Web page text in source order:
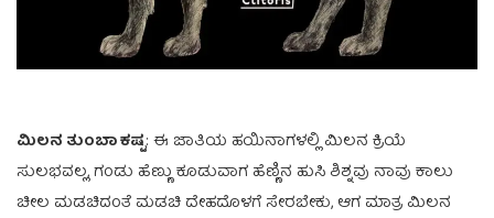
ಮಿಲನ ತುಂಬಾ ಕಷ್ಟ: ಈ ಜಾತಿಯ ಹಯಿನಾಗಳಲ್ಲಿ ಮಿಲನ ಕ್ರಿಯೆ
ಸುಲಭವಲ್ಲ, ಗಂಡು ಹೆಣ್ಣು ಕೂಡುವಾಗ ಹೆಣ್ಣಿನ ಹುಸಿ ಶಿಶ್ನವು ನಾವು ಕಾಲು
ಚೀಲ ಮಡಚಿದಂತೆ ಮಡಚಿ ದೇಹದೊಳಗೆ ಸೇರಬೇಕು, ಆಗ ಮಾತ್ರ ಮಿಲನ